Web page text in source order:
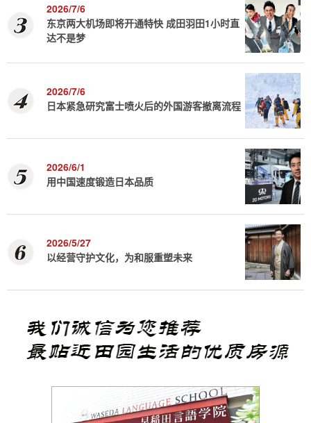
2026/7/6
东京两大机场即将开通特快 成田羽田1小时直
达不是梦
2026/7/6
日本紧急研究富士喷火后的外国游客撤离流程
2026/6/1
用中国速度锻造日本品质
2026/5/27
以经营守护文化，为和服重塑未来